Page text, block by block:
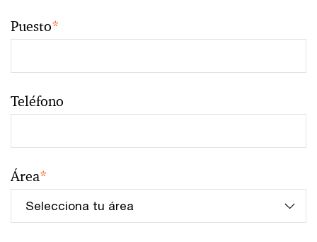
Puesto*
Teléfono
Área*